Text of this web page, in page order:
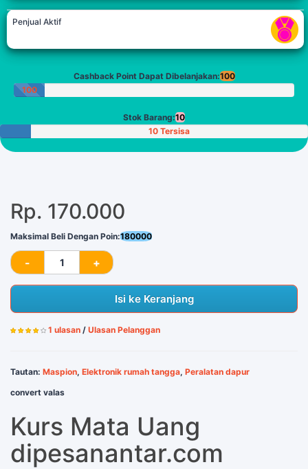
Penjual Aktif
Cashback Point Dapat Dibelanjakan:100
100
Stok Barang:10
10 Tersisa
Rp. 170.000
Maksimal Beli Dengan Poin:180000
Isi ke Keranjang
1 ulasan / Ulasan Pelanggan
Tautan: Maspion, Elektronik rumah tangga, Peralatan dapur
convert valas
Kurs Mata Uang
dipesanantar.com